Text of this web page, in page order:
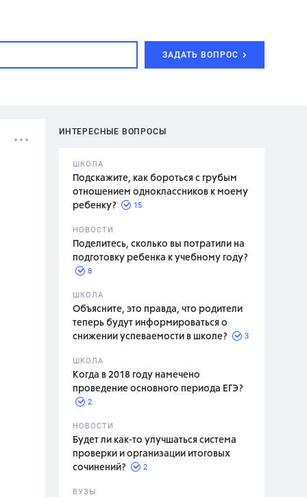
ЗАДАТЬ ВОПРОС
ИНТЕРЕСНЫЕ ВОПРОСЫ
ШКОЛА
Подскажите, как бороться с грубым
отношением одноклассников к моему
ребенку?
15
НОВОСТИ
Поделитесь, сколько вы потратили на
подготовку ребенка к учебному году?
8
ШКОЛА
Объясните, это правда, что родители
теперь будут информироваться о
снижении успеваемости в школе?
3
ШКОЛА
Когда в 2018 году намечено
проведение основного периода ЕГЭ?
2
НОВОСТИ
Будет ли как-то улучшаться система
проверки и организации итоговых
сочинений?
2
ВУЗЫ